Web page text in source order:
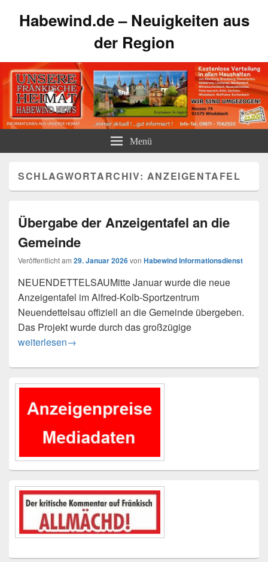
Habewind.de – Neuigkeiten aus
der Region
Menü
SCHLAGWORTARCHIV: ANZEIGENTAFEL
Übergabe der Anzeigentafel an die
Gemeinde
Veröffentlicht am 29. Januar 2026von Habewind Informationsdienst
NEUENDETTELSAUMitte Januar wurde die neue
Anzeigentafel im Alfred-Kolb-Sportzentrum
Neuendettelsau offiziell an die Gemeinde übergeben.
Das Projekt wurde durch das großzügige
Übergabe der Anzeigentafel an die Gemeinde
weiterlesen→
Primärer
Widgetbereich